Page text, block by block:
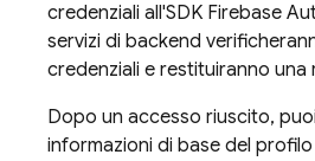
credenziali all'SDK Firebase
servizi di backend
credenziali e restituiranno una
Dopo un accesso riuscito,
informazioni di base del